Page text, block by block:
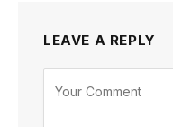
LEAVE A REPLY